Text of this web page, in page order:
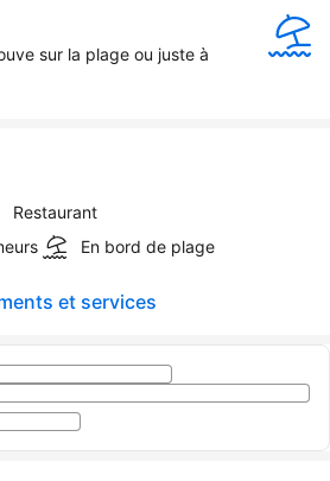
sur la plage ou juste à
Restaurant
En bord de plage
et services